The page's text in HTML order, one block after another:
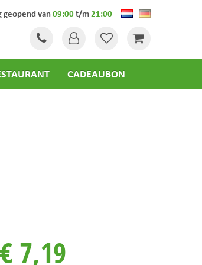
geopend van09:00t/m21:00
CADEAUBON
€ 7,19